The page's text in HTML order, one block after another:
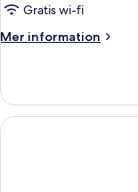
Gratis wi-fi
Mer information
Mer